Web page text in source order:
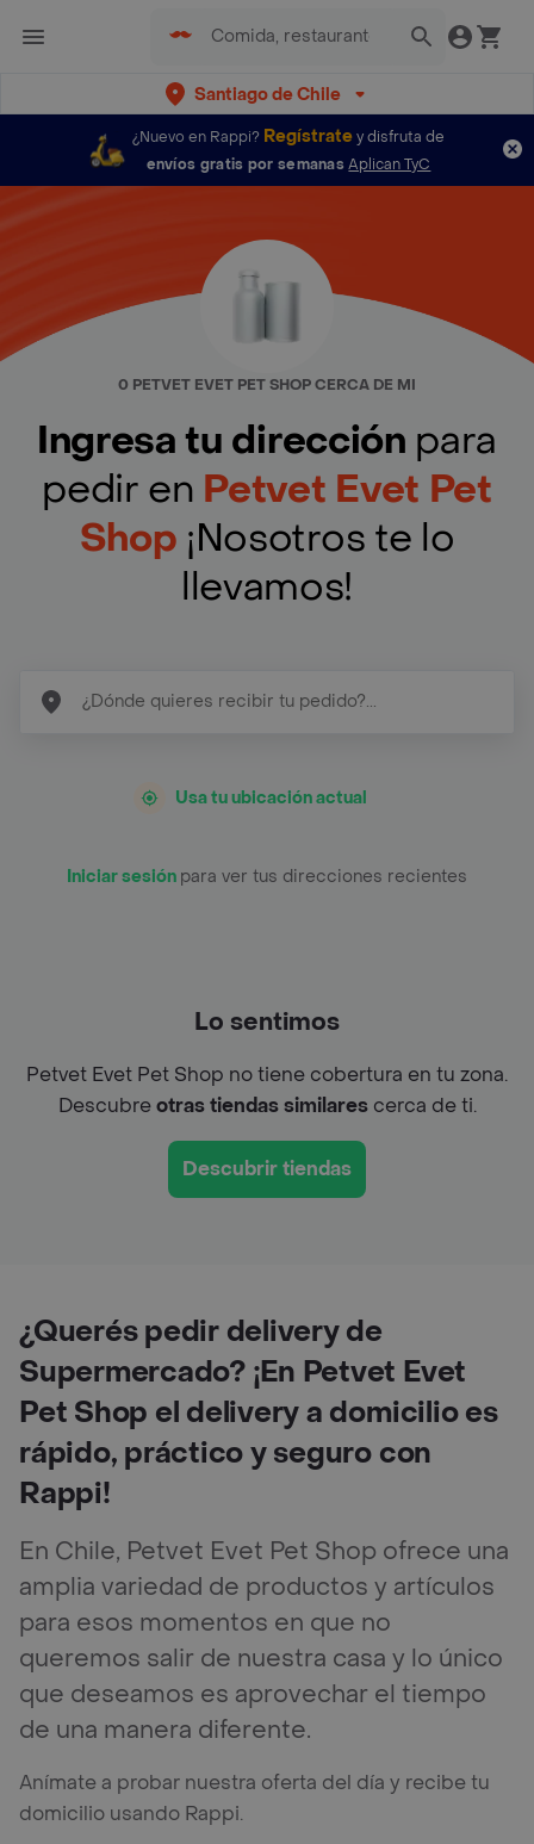
Santiago de Chile
¿Nuevo en Rappi? Regístratey disfruta de
envíos gratis por semanas Aplican TyC
0 PETVET EVET PET SHOP CERCA DE MI
Ingresa tu dirección para
pedir en Petvet Evet Pet
Shop ¡Nosotros te lo
llevamos!
Usa tu ubicación actual
Iniciar sesión para ver tus direcciones recientes
Lo sentimos
Petvet Evet Pet Shop no tiene cobertura en tu zona.
Descubreotras tiendas similarescerca de ti.
Descubrir tiendas
¿Querés pedir delivery de
Supermercado? ¡En Petvet Evet
Pet Shop el delivery a domicilio es
rápido, práctico y seguro con
Rappi!
En Chile, Petvet Evet Pet Shop ofrece una
amplia variedad de productos y artículos
para esos momentos en que no
queremos salir de nuestra casa y lo único
que deseamos es aprovechar el tiempo
de una manera diferente.
Anímate a probar nuestra oferta del día y recibe tu
domicilio usando Rappi.